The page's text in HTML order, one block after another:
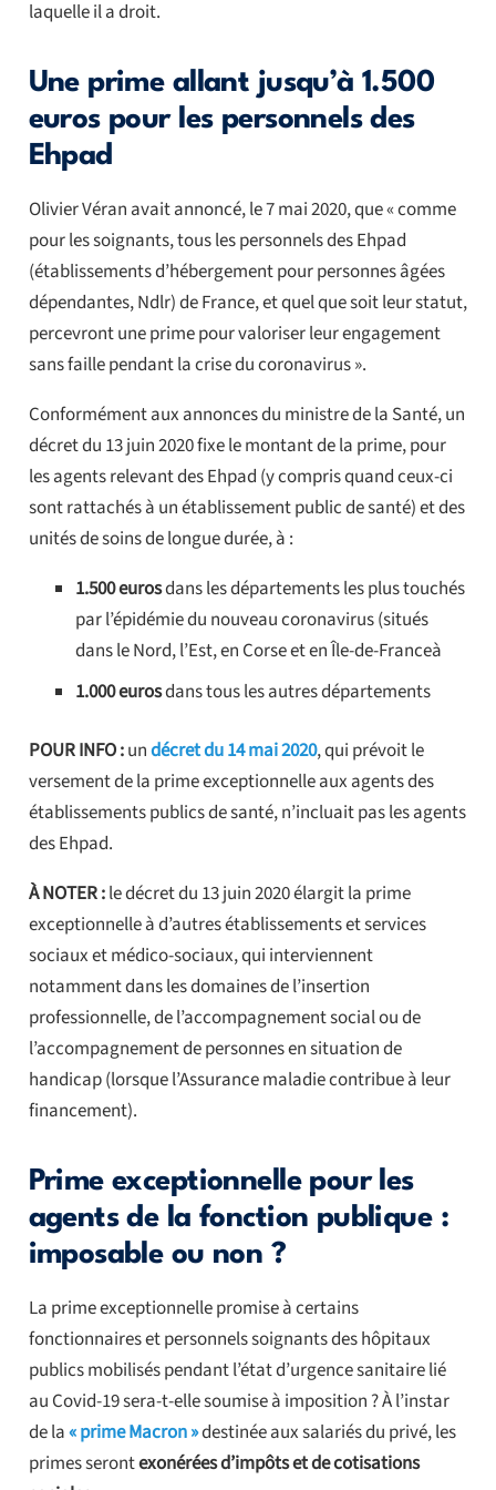
laquelle il a droit.
Une prime allant jusqu’à 1.500
euros pour les personnels des
Ehpad
Olivier Véran avait annoncé, le 7 mai 2020, que « comme
pour les soignants, tous les personnels des Ehpad
(établissements d’hébergement pour personnes âgées
dépendantes, Ndlr) de France, et quel que soit leur statut,
percevront une prime pour valoriser leur engagement
sans faille pendant la crise du coronavirus ».
Conformément aux annonces du ministre de la Santé, un
décret du 13 juin 2020 fixe le montant de la prime, pour
les agents relevant des Ehpad (y compris quand ceux-ci
sont rattachés à un établissement public de santé) et des
unités de soins de longue durée, à :
1.500 eurosdans les départements les plus touchés
par l’épidémie du nouveau coronavirus (situés
dans le Nord, l’Est, en Corse et en Île-de-Franceà
1.000 eurosdans tous les autres départements
POUR INFO :undécret du 14 mai 2020, qui prévoit le
versement de la prime exceptionnelle aux agents des
établissements publics de santé, n’incluait pas les agents
des Ehpad.
À NOTER :le décret du 13 juin 2020 élargit la prime
exceptionnelle à d’autres établissements et services
sociaux et médico-sociaux, qui interviennent
notamment dans les domaines de l’insertion
professionnelle, de l’accompagnement social ou de
l’accompagnement de personnes en situation de
handicap (lorsque l’Assurance maladie contribue à leur
financement).
Prime exceptionnelle pour les
agents de la fonction publique :
imposable ou non ?
La prime exceptionnelle promise à certains
fonctionnaires et personnels soignants des hôpitaux
publics mobilisés pendant l’état d’urgence sanitaire lié
au Covid-19 sera-t-elle soumise à imposition ? À l’instar
de la« prime Macron »destinée aux salariés du privé, les
primes serontexonérées d’impôts et de cotisations